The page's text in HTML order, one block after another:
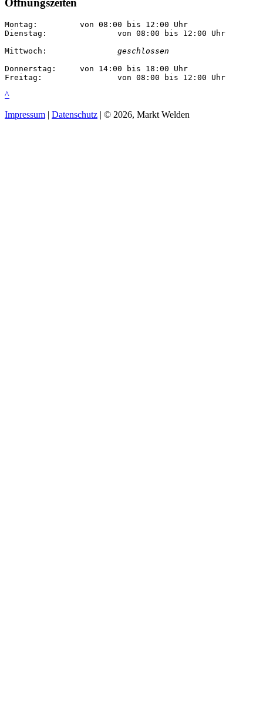
Montag:		von 08:00 bis 12:00 Uhr
Dienstag:		von 08:00 bis 12:00 Uhr
geschlossen
Donnerstag:	von 14:00 bis 18:00 Uhr
Freitag:		von 08:00 bis 12:00 Uhr
^
Impressum | Datenschutz | © 2026, Markt Welden